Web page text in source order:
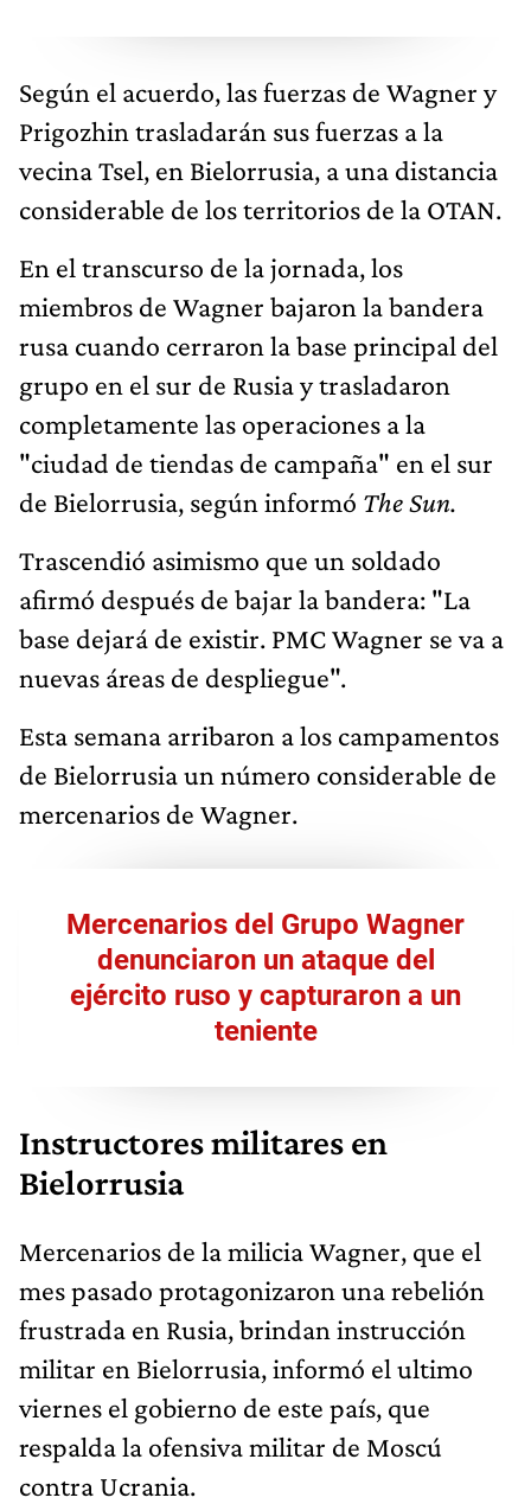
Según el acuerdo, las fuerzas de Wagner y
Prigozhin trasladarán sus fuerzas a la
vecina Tsel, en Bielorrusia, a una distancia
considerable de los territorios de la OTAN.
En el transcurso de la jornada, los
miembros de Wagner bajaron la bandera
rusa cuando cerraron la base principal del
grupo en el sur de Rusia y trasladaron
completamente las operaciones a la
"ciudad de tiendas de campaña" en el sur
de Bielorrusia, según informó The Sun.
Trascendió asimismo que un soldado
afirmó después de bajar la bandera: "La
base dejará de existir. PMC Wagner se va a
nuevas áreas de despliegue".
Esta semana arribaron a los campamentos
de Bielorrusia un número considerable de
mercenarios de Wagner.
Mercenarios del Grupo Wagner
denunciaron un ataque del
ejército ruso y capturaron a un
teniente
Instructores militares en
Bielorrusia
Mercenarios de la milicia Wagner, que el
mes pasado protagonizaron una rebelión
frustrada en Rusia, brindan instrucción
militar en Bielorrusia, informó el ultimo
viernes el gobierno de este país, que
respalda la ofensiva militar de Moscú
contra Ucrania.